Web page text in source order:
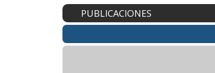
PUBLICACIONES